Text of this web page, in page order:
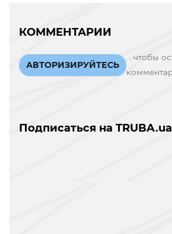
КОММЕНТАРИИ
АВТОРИЗИРУЙТЕСЬ
чтобы
Подписаться на TRUBA.ua